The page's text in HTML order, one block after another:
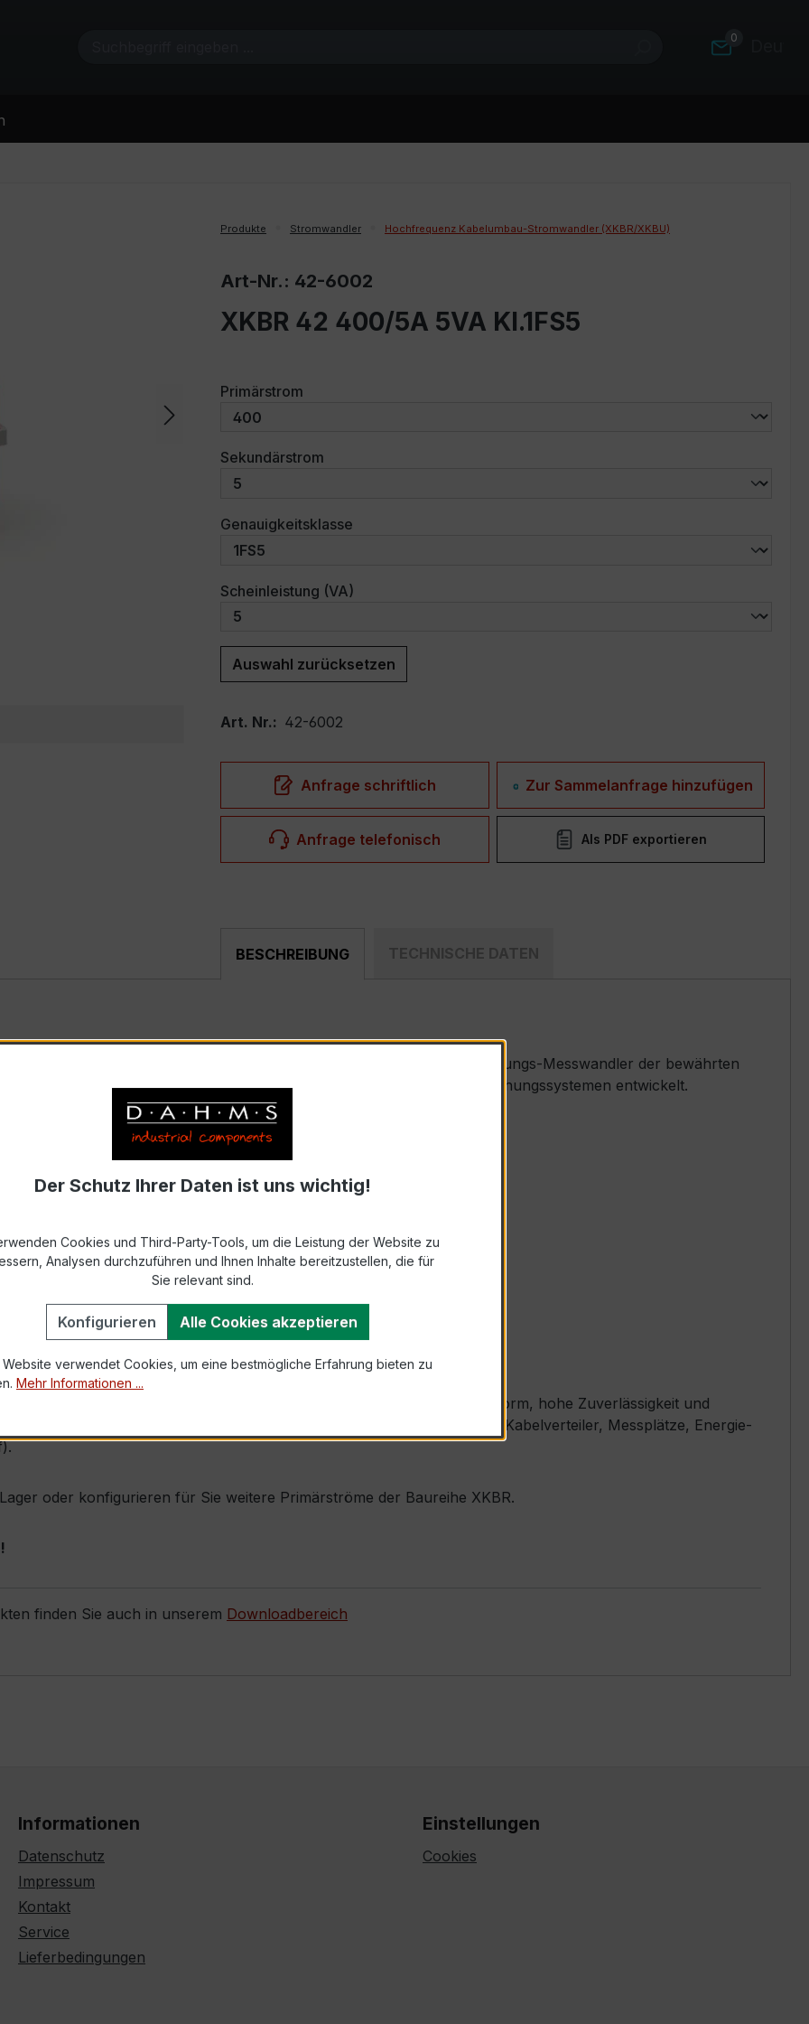
0
Produkte Stromwandler Hochfrequenz Kabelumbau-Stromwandler (XKBR/XKBU)
Art-Nr.: 42-6002
XKBR 42 400/5A 5VA Kl.1FS5
Primärstrom
Sekundärstrom
Genauigkeitsklasse
Scheinleistung (VA)
Auswahl zurücksetzen
Art. Nr.: 42-6002
Anfrage schriftlich Zur Sammelanfrage hinzufügen
Anfrage telefonisch Als PDF exportieren
BESCHREIBUNG TECHNISCHE DATEN
42 400/5A 5VA Kl.1FS5
ist ein kompakter, hochpräziser Niederspannungs-Messwandler der bewährten
Schaltanlagen, Zählerfeldern und industriellen Mess- und Überwachungssystemen entwickelt.
XKBR 42
400 A, Sekundärnennstrom 5 A)
2 bzw. DIN EN 61869-2)
× Ipr (Dauerstrom 1 × Primärnennstrom)
× Ipr, 1 s
42 400/5A 5VA Kl.1FS5 zeichnet sich durch seine sehr kompakte Bauform, hohe Zuverlässigkeit und
bei höheren Strömen eine präzise Messung gefordert wird (z. B. Kabelverteiler, Messplätze, Energie-
oder konfigurieren für Sie weitere Primärströme der Baureihe XKBR.
finden Sie auch in unserem Downloadbereich
Informationen
Datenschutz
Impressum
Kontakt
Service
Lieferbedingungen
Einstellungen
Cookies
Der Schutz Ihrer Daten ist uns wichtig!
Cookies und Third-Party-Tools, um die Leistung der Website zu
Analysen durchzuführen und Ihnen Inhalte bereitzustellen, die für
Sie relevant sind.
Konfigurieren Alle Cookies akzeptieren
Website verwendet Cookies, um eine bestmögliche Erfahrung bieten zu
Mehr Informationen ...